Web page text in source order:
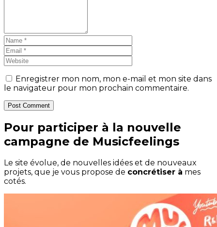
Enregistrer mon nom, mon e-mail et mon site dans
le navigateur pour mon prochain commentaire.
Post Comment
Pour participer à la nouvelle
campagne de Musicfeelings
Le site évolue, de nouvelles idées et de nouveaux
projets, que je vous propose de concrétiser à mes
cotés.